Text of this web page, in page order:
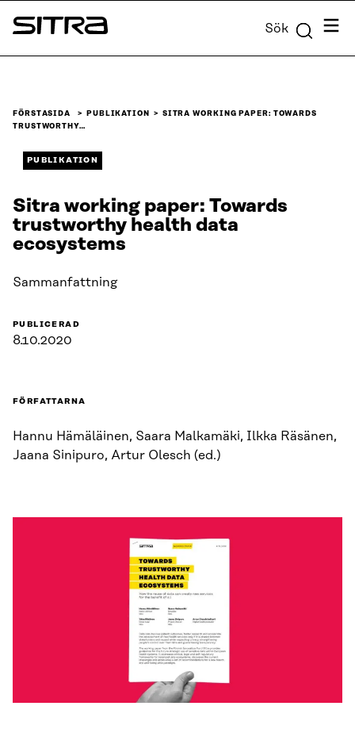
Skip to
content
Sitra Sök Meny
FÖRSTASIDA PUBLIKATION
SITRA WORKING PAPER: TOWARDS
TRUSTWORTHY…
PUBLIKATION
Sitra working paper: Towards
trustworthy health data
ecosystems
Sammanfattning
PUBLICERAD
8.10.2020
FÖRFATTARNA
Hannu Hämäläinen, Saara Malkamäki, Ilkka Räsänen,
Jaana Sinipuro, Artur Olesch (ed.)